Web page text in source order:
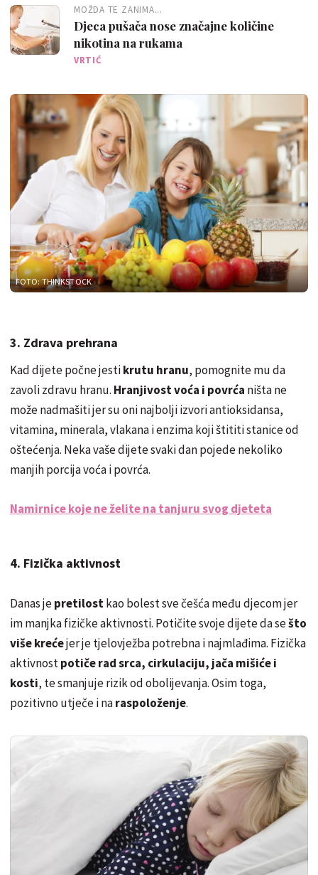
MOŽDA TE ZANIMA...
Djeca pušača nose značajne količine
nikotina na rukama
VRTIĆ
FOTO: THINKSTOCK
3. Zdrava prehrana
Kad dijete počne jestikrutu hranu, pomognite mu da
zavoli zdravu hranu. Hranjivost voća i povrća ništa ne
može nadmašiti jer su oni najbolji izvori antioksidansa,
vitamina, minerala, vlakana i enzima koji štititi stanice od
oštećenja. Neka vaše dijete svaki dan pojede nekoliko
manjih porcija voća i povrća.
Namirnice koje ne želite na tanjuru svog djeteta
4. Fizička aktivnost
Danas jepretilostkao bolest sve češća među djecom jer
im manjka fizičke aktivnosti. Potičite svoje dijete da sešto
više krećejer je tjelovježba potrebna i najmlađima. Fizička
aktivnostpotiče rad srca, cirkulaciju, jača mišiće i
kosti, te smanjuje rizik od obolijevanja. Osim toga,
pozitivno utječe i naraspoloženje.